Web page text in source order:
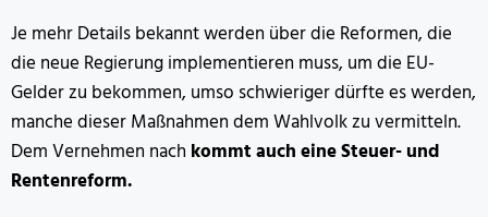
Je mehr Details bekannt werden über die Reformen, die
die neue Regierung implementieren muss, um die EU-
Gelder zu bekommen, umso schwieriger dürfte es werden,
manche dieser Maßnahmen dem Wahlvolk zu vermitteln.
Dem Vernehmen nach kommt auch eine Steuer- und
Rentenreform.